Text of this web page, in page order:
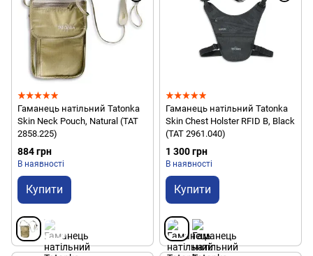
Гаманець натільний Tatonka
Skin Neck Pouch, Natural (TAT
2858.225)
884 грн
В наявності
Купити
Гаманець натільний Tatonka
Skin Chest Holster RFID B, Black
(TAT 2961.040)
1 300 грн
В наявності
Купити